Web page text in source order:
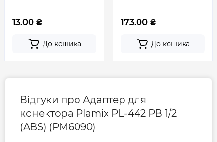
13.00 ₴
До кошика
173.00 ₴
До кошика
Відгуки про Адаптер для
конектора Plamix PL-442 РВ 1/2
(ABS) (PM6090)